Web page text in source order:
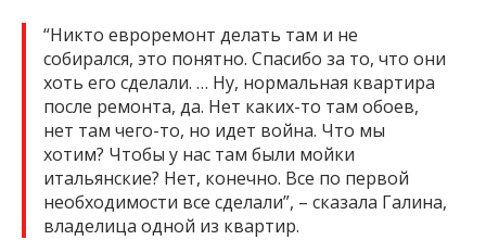
“Никто евроремонт делать там и не
собирался, это понятно. Спасибо за то, что они
хоть его сделали. … Ну, нормальная квартира
после ремонта, да. Нет каких-то там обоев,
нет там чего-то, но идет война. Что мы
хотим? Чтобы у нас там были мойки
итальянские? Нет, конечно. Все по первой
необходимости все сделали”, – сказала Галина,
владелица одной из квартир.